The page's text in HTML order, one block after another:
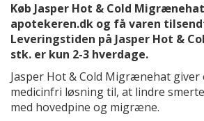
Køb Jasper Hot & Cold
apotekeren.dk og få varen
Leveringstiden på Jasper Hot &
stk. er kun 2-3 hverdage.
Jasper Hot & Cold Migrænehat
medicinfri løsning til, at lindre
med hovedpine og migræne.